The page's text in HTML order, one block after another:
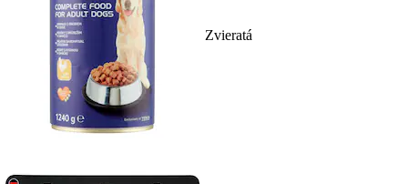
Zvieratá